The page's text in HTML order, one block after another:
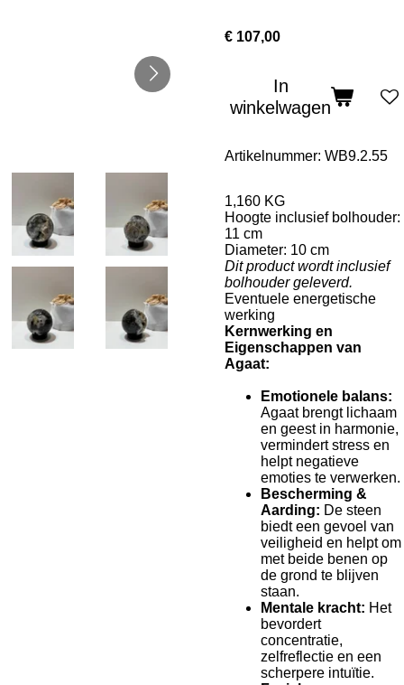
€ 107,00
In
winkelwagen
Artikelnummer: WB9.2.55
1,160 KG
Hoogte inclusief bolhouder:
11 cm
Diameter: 10 cm
Dit product wordt inclusief
bolhouder geleverd.
Eventuele energetische
werking
Kernwerking en
Eigenschappen van
Agaat:
Emotionele balans:
Agaat brengt lichaam
en geest in harmonie,
vermindert stress en
helpt negatieve
emoties te verwerken.
Bescherming &
Aarding: De steen
biedt een gevoel van
veiligheid en helpt om
met beide benen op
de grond te blijven
staan.
Mentale kracht: Het
bevordert
concentratie,
zelfreflectie en een
scherpere intuïtie.